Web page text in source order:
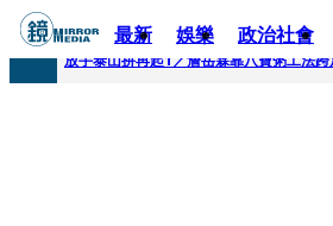
最新 娛樂 政治社會
快訊